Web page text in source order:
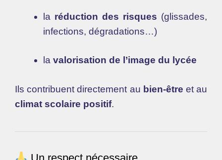
la réduction des risques (glissades,
infections, dégradations…)
la valorisation de l’image du lycée
Ils contribuent directement au bien-être et au
climat scolaire positif.